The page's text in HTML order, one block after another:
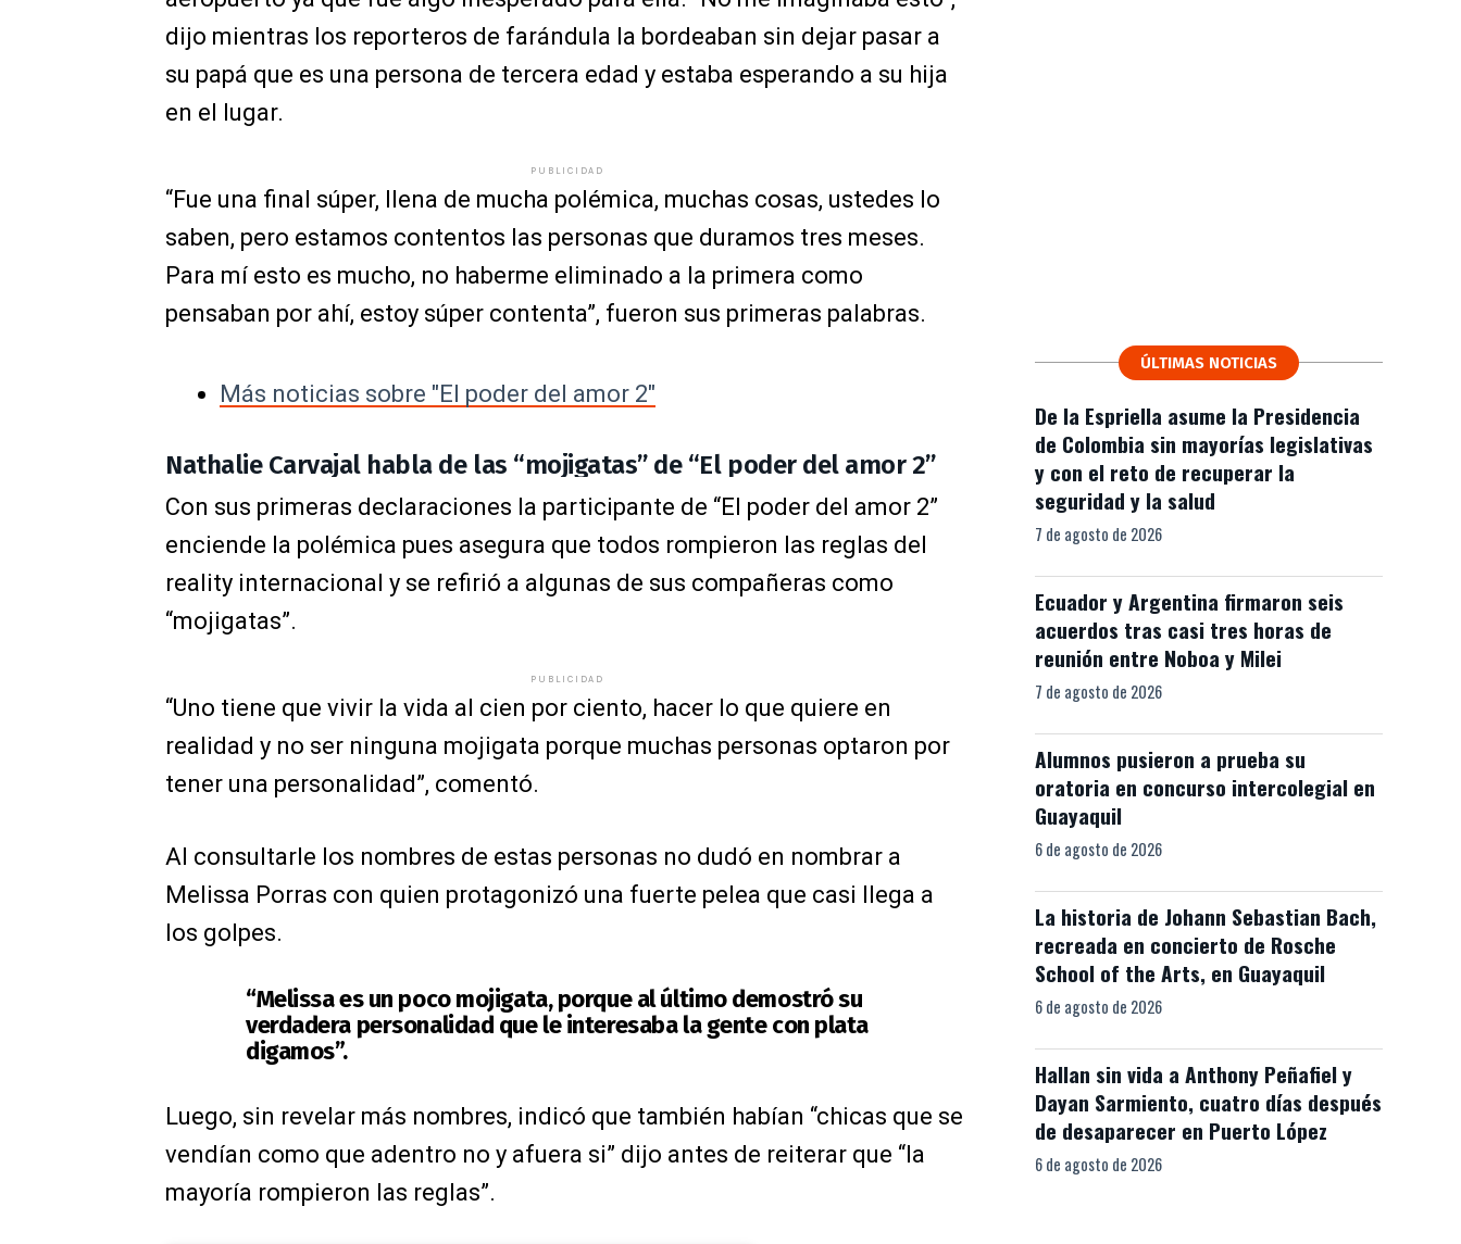
dijo mientras los reporteros de farándula la bordeaban sin dejar pasar a
su papá que es una persona de tercera edad y estaba esperando a su hija
en el lugar.
PUBLICIDAD
“Fue una final súper, llena de mucha polémica, muchas cosas, ustedes lo
saben, pero estamos contentos las personas que duramos tres meses.
Para mí esto es mucho, no haberme eliminado a la primera como
pensaban por ahí, estoy súper contenta”, fueron sus primeras palabras.
Más noticias sobre "El poder del amor 2"
Nathalie Carvajal habla de las “mojigatas” de “El poder del amor 2”
Con sus primeras declaraciones la participante de “El poder del amor 2”
enciende la polémica pues asegura que todos rompieron las reglas del
reality internacional y se refirió a algunas de sus compañeras como
“mojigatas”.
PUBLICIDAD
“Uno tiene que vivir la vida al cien por ciento, hacer lo que quiere en
realidad y no ser ninguna mojigata porque muchas personas optaron por
tener una personalidad”, comentó.
Al consultarle los nombres de estas personas no dudó en nombrar a
Melissa Porras con quien protagonizó una fuerte pelea que casi llega a
los golpes.
“Melissa es un poco mojigata, porque al último demostró su
verdadera personalidad que le interesaba la gente con plata
digamos”.
Luego, sin revelar más nombres, indicó que también habían “chicas que se
vendían como que adentro no y afuera si” dijo antes de reiterar que “la
mayoría rompieron las reglas”.
ÚLTIMAS NOTICIAS
De la Espriella asume la Presidencia
de Colombia sin mayorías legislativas
y con el reto de recuperar la
seguridad y la salud
7 de agosto de 2026
Ecuador y Argentina firmaron seis
acuerdos tras casi tres horas de
reunión entre Noboa y Milei
7 de agosto de 2026
Alumnos pusieron a prueba su
oratoria en concurso intercolegial en
Guayaquil
6 de agosto de 2026
La historia de Johann Sebastian Bach,
recreada en concierto de Rosche
School of the Arts, en Guayaquil
6 de agosto de 2026
Hallan sin vida a Anthony Peñafiel y
Dayan Sarmiento, cuatro días después
de desaparecer en Puerto López
6 de agosto de 2026